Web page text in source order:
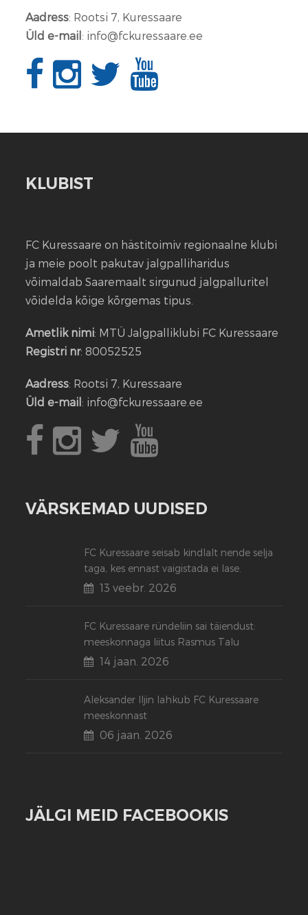
Aadress: Rootsi 7, Kuressaare
Üld e-mail: info@fckuressaare.ee
KLUBIST
FC Kuressaare on hästitoimiv regionaalne klubi
ja meie poolt pakutav jalgpalliharidus
võimaldab Saaremaalt sirgunud jalgpalluritel
võidelda kõige kõrgemas tipus.
Ametlik nimi: MTÜ Jalgpalliklubi FC Kuressaare
Registri nr: 80052525
Aadress: Rootsi 7, Kuressaare
Üld e-mail: info@fckuressaare.ee
VÄRSKEMAD UUDISED
FC Kuressaare seisab kindlalt nende selja
taga, kes ennast vaigistada ei lase.
13 veebr. 2026
FC Kuressaare ründeliin sai täiendust:
meeskonnaga liitus Rasmus Talu
14 jaan. 2026
Aleksander Iljin lahkub FC Kuressaare
meeskonnast
06 jaan. 2026
JÄLGI MEID FACEBOOKIS